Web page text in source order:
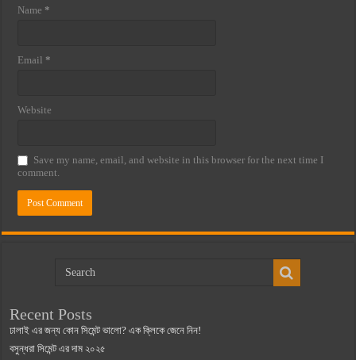
Name *
Email *
Website
Save my name, email, and website in this browser for the next time I
comment.
Recent Posts
ঢালাই এর জন্য কোন সিমেন্ট ভালো? এক ক্লিকে জেনে নিন!
বসুন্ধরা সিমেন্ট এর দাম ২০২৫